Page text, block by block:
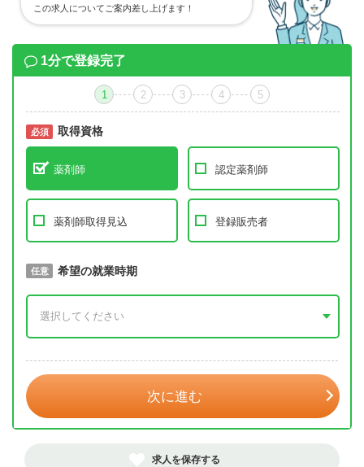
この求人についてご案内差し上げます！
1分で登録完了
1 2 3 4 5
必須 取得資格
薬剤師 認定薬剤師
薬剤師取得見込 登録販売者
必須 取得予定年
任意 希望の就業時期
次に進む
求人を保存する